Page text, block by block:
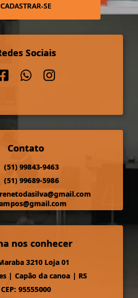
CADASTRAR-SE
Sociais
Contato
(51) 99843-9463
(51) 99689-5986
nos conhecer
3210 Loja 01
| Capão da canoa | RS
CEP: 95555000